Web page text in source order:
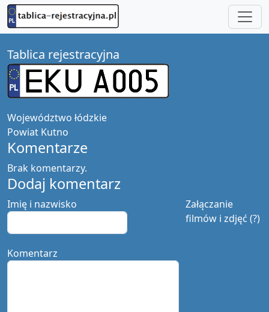
Tablica rejestracyjna
Województwo łódzkie
Powiat Kutno
Komentarze
Brak komentarzy.
Dodaj komentarz
Załączanie
filmów i zdjęć (?)
Imię i nazwisko
Komentarz